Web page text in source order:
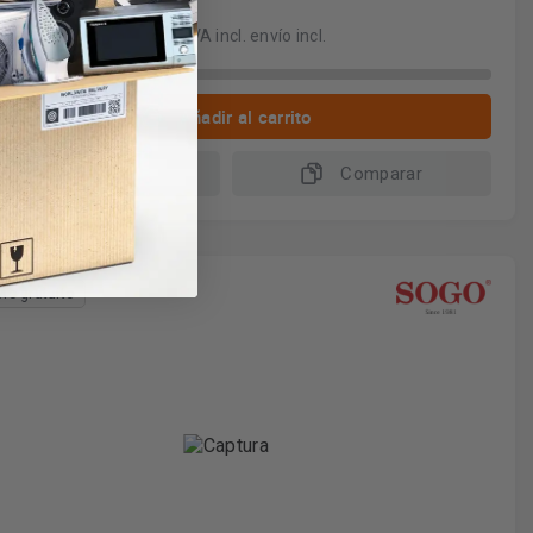
49€IVA incl. envío incl.
4 a este precio
Añadir al carrito
Más información Comparar
gratuito